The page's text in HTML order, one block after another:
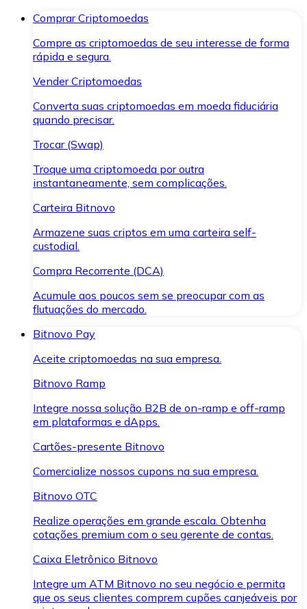
Comprar Criptomoedas
Compre as criptomoedas de seu interesse de forma
rápida e segura.
Vender Criptomoedas
Converta suas criptomoedas em moeda fiduciária
quando precisar.
Trocar (Swap)
Troque uma criptomoeda por outra
instantaneamente, sem complicações.
Carteira Bitnovo
Armazene suas criptos em uma carteira self-
custodial.
Compra Recorrente (DCA)
Acumule aos poucos sem se preocupar com as
flutuações do mercado.
Bitnovo Pay
Aceite criptomoedas na sua empresa.
Bitnovo Ramp
Integre nossa solução B2B de on-ramp e off-ramp
em plataformas e dApps.
Cartões-presente Bitnovo
Comercialize nossos cupons na sua empresa.
Bitnovo OTC
Realize operações em grande escala. Obtenha
cotações premium com o seu gerente de contas.
Caixa Eletrônico Bitnovo
Integre um ATM Bitnovo no seu negócio e permita
que os seus clientes comprem cupões canjeáveis por